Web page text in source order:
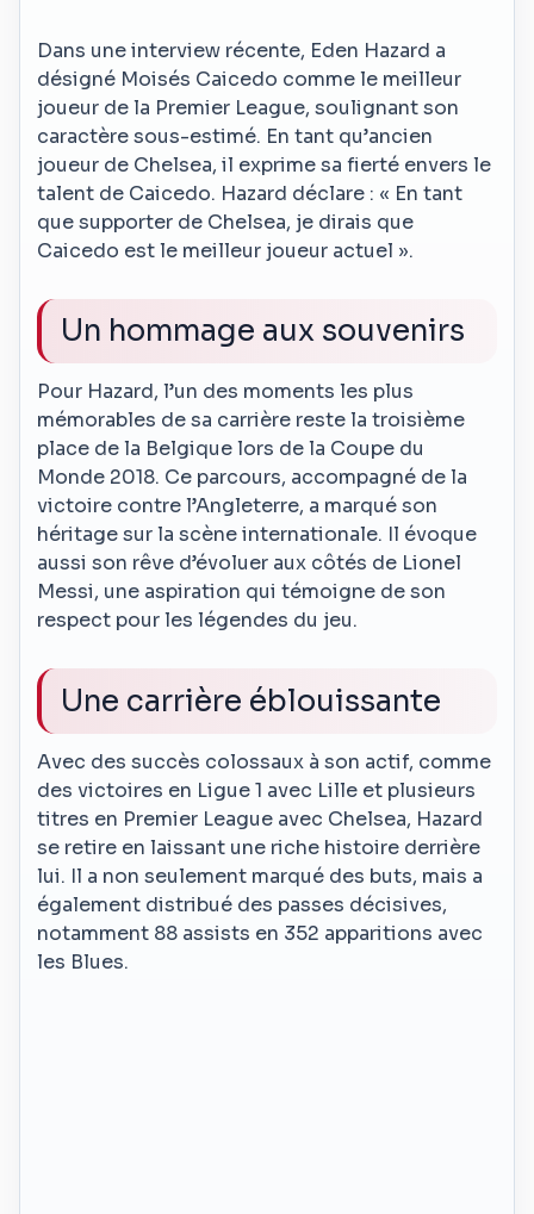
Dans une interview récente, Eden Hazard a
désigné Moisés Caicedo comme le meilleur
joueur de la Premier League, soulignant son
caractère sous-estimé. En tant qu’ancien
joueur de Chelsea, il exprime sa fierté envers le
talent de Caicedo. Hazard déclare : « En tant
que supporter de Chelsea, je dirais que
Caicedo est le meilleur joueur actuel ».
Un hommage aux souvenirs
Pour Hazard, l’un des moments les plus
mémorables de sa carrière reste la troisième
place de la Belgique lors de la Coupe du
Monde 2018. Ce parcours, accompagné de la
victoire contre l’Angleterre, a marqué son
héritage sur la scène internationale. Il évoque
aussi son rêve d’évoluer aux côtés de Lionel
Messi, une aspiration qui témoigne de son
respect pour les légendes du jeu.
Une carrière éblouissante
Avec des succès colossaux à son actif, comme
des victoires en Ligue 1 avec Lille et plusieurs
titres en Premier League avec Chelsea, Hazard
se retire en laissant une riche histoire derrière
lui. Il a non seulement marqué des buts, mais a
également distribué des passes décisives,
notamment 88 assists en 352 apparitions avec
les Blues.